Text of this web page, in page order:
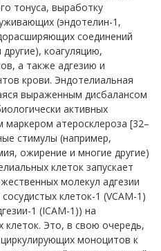
тонуса, выработку
(эндотелин-1,
соединений
коагуляцию,
а также адгезию и
крови. Эндотелиальная
выраженным дисбалансом
активных
маркером атеросклероза [32–
стимулы (например,
ожирение и многие другие)
клеток запускает
молекул адгезии
клеток-1 (VCAM-1)
1 (ICAM-1)) на
клеток. Это, в свою очередь,
моноцитов к